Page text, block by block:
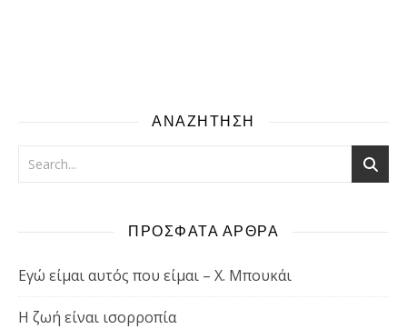
ΑΝΑΖΗΤΗΣΗ
ΠΡΟΣΦΑΤΑ ΑΡΘΡΑ
Εγώ είμαι αυτός που είμαι – Χ. Μπουκάι
Η ζωή είναι ισορροπία